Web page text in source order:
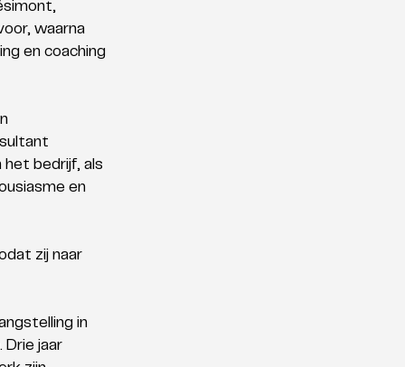
waarna
en coaching
het bedrijf, als
en
zij naar
in
Drie jaar